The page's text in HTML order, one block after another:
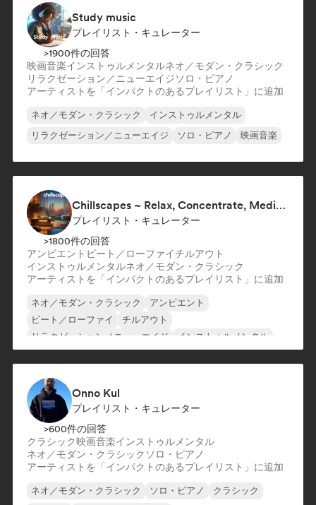
Study music
プレイリスト・キュレーター
>1900件の回答
映画音楽インストゥルメンタルネオ／モダン・クラシック
リラクゼーション／ニューエイジソロ・ピアノ
アーティストを「インパクトのあるプレイリスト」に追加
ネオ／モダン・クラシック
インストゥルメンタル
リラクゼーション／ニューエイジ
ソロ・ピアノ 映画音楽
Chillscapes ~ Relax, Concentrate, Meditate, Sleep, Dream
プレイリスト・キュレーター
>1800件の回答
アンビエント ビート／ローファイチルアウト
インストゥルメンタルネオ／モダン・クラシック
アーティストを「インパクトのあるプレイリスト」に追加
ネオ／モダン・クラシック
アンビエント
ビート／ローファイ
チルアウト
リラクゼーション／ニューエイジ
インストゥルメンタル
Onno Kul
プレイリスト・キュレーター
>600件の回答
クラシック映画音楽インストゥルメンタル
ネオ／モダン・クラシック ソロ・ピアノ
アーティストを「インパクトのあるプレイリスト」に追加
ネオ／モダン・クラシック ソロ・ピアノ
クラシック